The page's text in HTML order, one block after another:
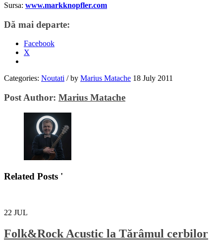
Sursa: www.markknopfler.com
Dă mai departe:
Facebook
X
Categories: Noutati /by Marius Matache 18 July 2011
Post Author: Marius Matache
Related Posts '
22 JUL
Folk&Rock Acustic la Tărâmul cerbilor